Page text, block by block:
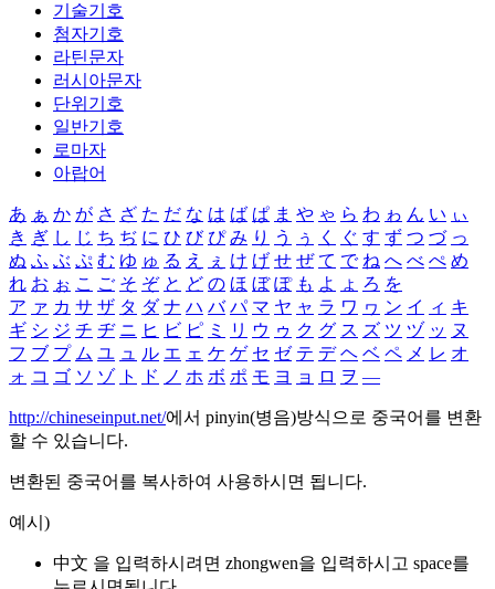
기술기호
첨자기호
라틴문자
러시아문자
단위기호
일반기호
로마자
아랍어
あ ぁ か が さ ざ た だ な は ば ぱ ま や ゃ ら わ ゎ ん い ぃ
き ぎ し じ ち ぢ に ひ び ぴ み り う ぅ く ぐ す ず つ づ っ
ぬ ふ ぶ ぷ む ゆ ゅ る え ぇ け げ せ ぜ て で ね へ べ ぺ め
れ お ぉ こ ご そ ぞ と ど の ほ ぼ ぽ も よ ょ ろ を
ア ァ カ サ ザ タ ダ ナ ハ バ パ マ ヤ ャ ラ ワ ヮ ン イ ィ キ
ギ シ ジ チ ヂ ニ ヒ ビ ピ ミ リ ウ ゥ ク グ ス ズ ツ ヅ ッ ヌ
フ ブ プ ム ユ ュ ル エ ェ ケ ゲ セ ゼ テ デ ヘ ベ ペ メ レ オ
ォ コ ゴ ソ ゾ ト ド ノ ホ ボ ポ モ ヨ ョ ロ ヲ ―
http://chineseinput.net/에서 pinyin(병음)방식으로 중국어를 변환
할 수 있습니다.
변환된 중국어를 복사하여 사용하시면 됩니다.
예시)
中文 을 입력하시려면 zhongwen을 입력하시고 space를